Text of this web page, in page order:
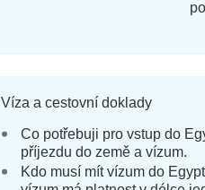
Víza a cestovní doklady
Co potřebuji pro vstup do
příjezdu do země a vízum.
Kdo musí mít vízum do